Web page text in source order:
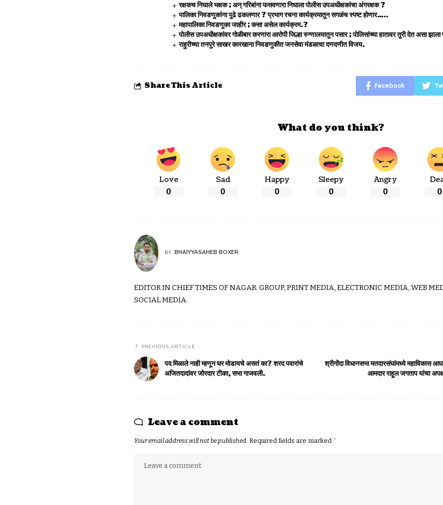
रक्षकच निघाले भक्षक ; अन् गरिबांना फसवणारा निघाला पोलीस उपअधीक्षकांचा अंगरक्षक ?
पालिका निवडणुकांना पुढे ढकलणार ? प्रभाग रचना कार्यक्रमातून सगळंच स्पष्ट होणार…..
महापालिका निवडणुका जाहीर ; कसा असेल कार्यक्रम.?
पोलीस उपअधीक्षकांवर गोळीबार करणारा आरोपी जिल्हा रुग्णालयातून पसार ; पोलिसांच्या हातावर तुरी देत असा
राहुरीच्या तनपुरे साखर कारखाना निवडणुकीत जनसेवा मंडळाचा दणदणीत विजय.
Share This Article Facebook
What do you think?
Love
0
Sad
0
Happy
0
Sleepy
0
Angry
0 0
BY BHAIYYASAHEB BOXER
EDITOR IN CHIEF TIMES OF NAGAR. GROUP, PRINT MEDIA, ELECTRONIC MEDIA, WEB
SOCIAL MEDIA.
PREVIOUS ARTICLE
पद मिळाले नाही म्हणून घर मोडायचे असतं का? शरद पवारांचे
अजितदादांवर जोरदार टीका, सभा गाजवली.
श्रीगोंदा विधानसभा मतदारसंघांमध्ये महाविकास
आमदार राहूल जगताप यांचा
Leave a comment
Your email address will not be published. Required fields are marked *